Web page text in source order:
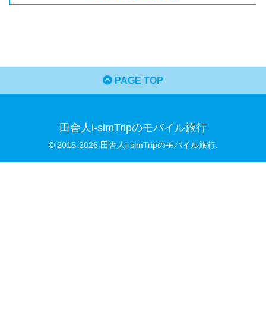
PAGE TOP
田舎人i-simTripのモバイル旅行
© 2015-2026 田舎人i-simTripのモバイル旅行.